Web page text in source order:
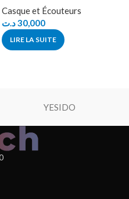
Casque et Écouteurs
30,000د.ت
LIRE LA SUITE
YESIDO